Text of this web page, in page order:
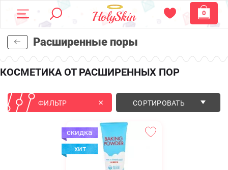
0
Расширенные поры
КОСМЕТИКА ОТ РАСШИРЕННЫХ ПОР
ФИЛЬТР СОРТИРОВАТЬ